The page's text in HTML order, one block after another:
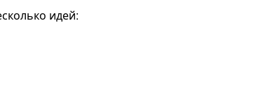
идей: